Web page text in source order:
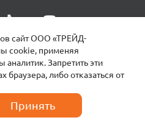
сайт ООО «ТРЕЙД-
сookie, применяя
Запретить эти
браузера, либо отказаться от
Принять
Ozon
5,0